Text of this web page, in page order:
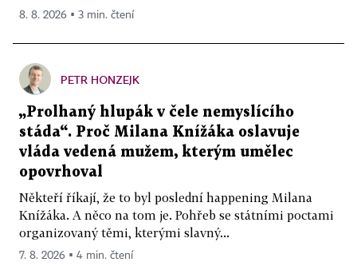
8. 8. 2026 ▪ 3 min. čtení
PETR HONZEJK
„Prolhaný hlupák v čele nemyslícího
stáda“. Proč Milana Knížáka oslavuje
vláda vedená mužem, kterým umělec
opovrhoval
Někteří říkají, že to byl poslední happening Milana
Knížáka. A něco na tom je. Pohřeb se státními poctami
organizovaný těmi, kterými slavný...
7. 8. 2026 ▪ 4 min. čtení